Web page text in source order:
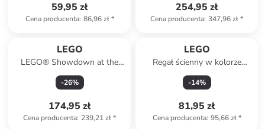
59,95 zł
Cena producenta: 86,96 zł*
254,95 zł
Cena producenta: 347,96 zł*
LEGO
LEGO® Showdown at the
tree house: Spidey-Rex vs.
Gobby-Raptor - 4+
-26%
174,95 zł
Cena producenta: 239,21 zł*
LEGO
Regał ścienny w kolorze
białym - 48 x 12 x 8 cm
-14%
81,95 zł
Cena producenta: 95,66 zł*